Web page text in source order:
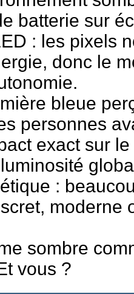
batterie sur
: les pixels
donc le
bleue
personnes
exact sur
:
moderne
sombre
vous ?